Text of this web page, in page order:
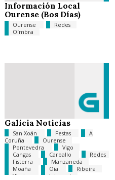
Información Local
Ourense (Bos Días)
Ourense
Redes
Oímbra
Galicia Noticias
San Xoán Festas
A
Coruña
Ourense
Pontevedra
Vigo
Cangas
Carballo
Redes
Fisterra
Manzaneda
Moaña
Oia
Ribeira
Viveiro
Internet